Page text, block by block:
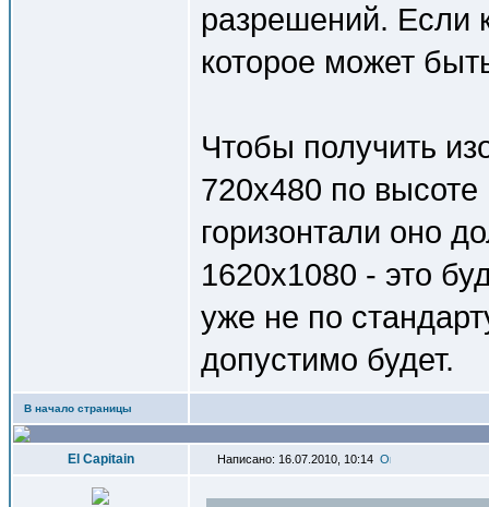
разрешений. Если
которое может
Чтобы получить
720x480 по
горизонтали оно
1620x1080 - это
уже не по
допустимо будет.
В начало страницы
El Capitain Написано: 16.07.2010, 10:14